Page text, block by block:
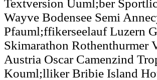
Textversion Uuml;ber
Wayve Bodensee Semi
Pfauml;ffikerseelauf Luzern
Skimarathon Rothenthurmer
Austria Oscar Camenzind
Kouml;lliker Bribie Island